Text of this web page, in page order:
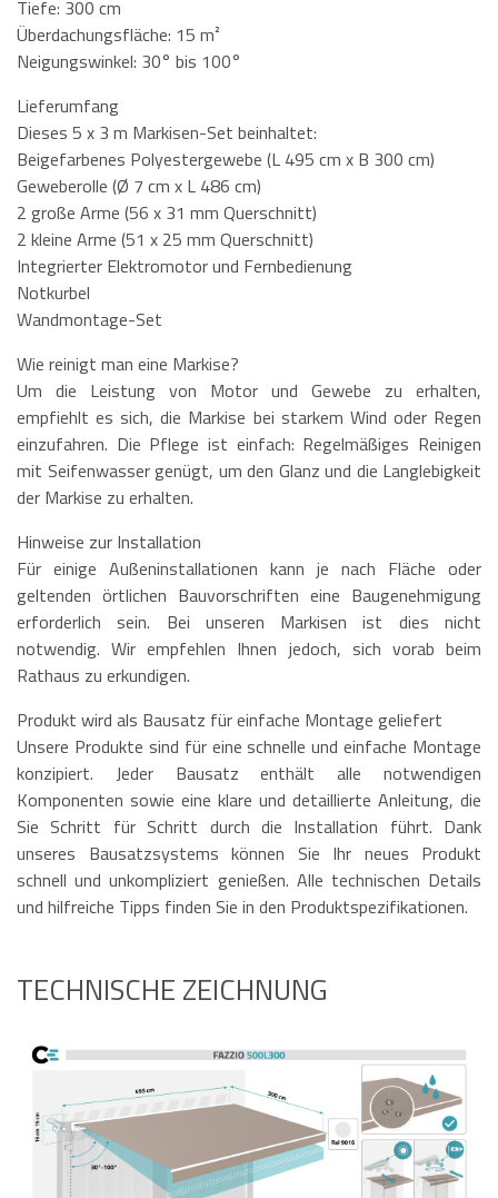
Tiefe: 300 cm
Überdachungsfläche: 15 m²
Neigungswinkel: 30° bis 100°
Lieferumfang
Dieses 5 x 3 m Markisen-Set beinhaltet:
Beigefarbenes Polyestergewebe (L 495 cm x B 300 cm)
Geweberolle (Ø 7 cm x L 486 cm)
2 große Arme (56 x 31 mm Querschnitt)
2 kleine Arme (51 x 25 mm Querschnitt)
Integrierter Elektromotor und Fernbedienung
Notkurbel
Wandmontage-Set
Wie reinigt man eine Markise?
Um die Leistung von Motor und Gewebe zu erhalten,
empfiehlt es sich, die Markise bei starkem Wind oder Regen
einzufahren. Die Pflege ist einfach: Regelmäßiges Reinigen
mit Seifenwasser genügt, um den Glanz und die Langlebigkeit
der Markise zu erhalten.
Hinweise zur Installation
Für einige Außeninstallationen kann je nach Fläche oder
geltenden örtlichen Bauvorschriften eine Baugenehmigung
erforderlich sein. Bei unseren Markisen ist dies nicht
notwendig. Wir empfehlen Ihnen jedoch, sich vorab beim
Rathaus zu erkundigen.
Produkt wird als Bausatz für einfache Montage geliefert
Unsere Produkte sind für eine schnelle und einfache Montage
konzipiert. Jeder Bausatz enthält alle notwendigen
Komponenten sowie eine klare und detaillierte Anleitung, die
Sie Schritt für Schritt durch die Installation führt. Dank
unseres Bausatzsystems können Sie Ihr neues Produkt
schnell und unkompliziert genießen. Alle technischen Details
und hilfreiche Tipps finden Sie in den Produktspezifikationen.
TECHNISCHE ZEICHNUNG